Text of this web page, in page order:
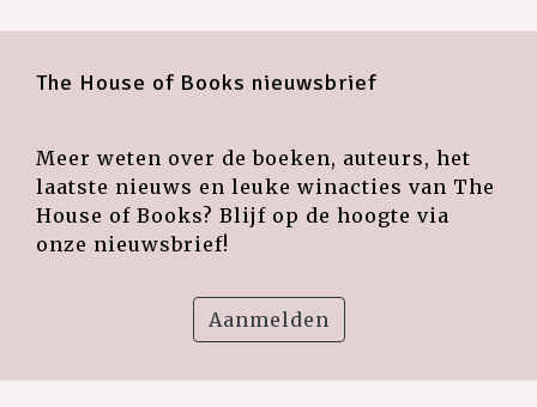
The House of Books nieuwsbrief
Meer weten over de boeken, auteurs, het
laatste nieuws en leuke winacties van The
House of Books? Blijf op de hoogte via
onze nieuwsbrief!
Aanmelden